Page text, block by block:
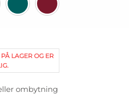
LAGER OG ER
ombytning